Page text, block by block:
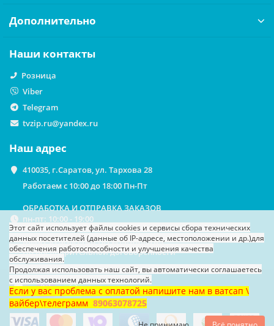
Этот сайт использует файлы cookies и сервисы сбора технических
данных посетителей (данные об IP-адресе, местоположении и др.)для
обеспечения работоспособности и улучшения качества
обслуживания.
Продолжая использовать наш сайт, вы автоматически соглашаетесь
с использованием данных технологий.
Если у вас проблема с оплатой напишите нам в ватсап \
вайбер\телеграмм 89063078725
Дополнительно
Наши контакты
Розница
Viber
Telegram
tvzip.ru@yandex.ru
Наш адрес
410035, г.Саратов, ул. Тархова 28
Работаем с 10:00 до 18:00 Пн-Пт
ОБРАБОТКА И ОТПРАВКА ЗАКАЗОВ
пн-пт: 10:00 - 19:00
ВЫДАЧА ЗАКАЗОВ НА САМОВЫВОЗ
По предварительной договоренности